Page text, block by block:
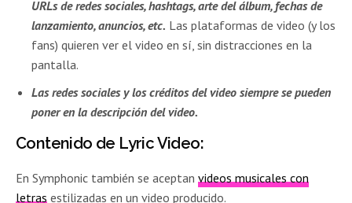
URLs de redes sociales, hashtags, arte del álbum, fechas de
lanzamiento, anuncios, etc. Las plataformas de video (y los
fans) quieren ver el video en sí, sin distracciones en la
pantalla.
Las redes sociales y los créditos del video siempre se pueden
poner en la descripción del video.
Contenido de Lyric Video:
En Symphonic también se aceptanvideos musicales con
letras estilizadas en un video producido.